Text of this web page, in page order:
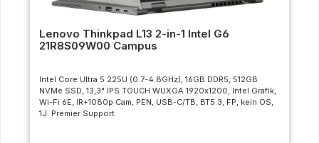
Lenovo Thinkpad L13 2-in-1 Intel G6
21R8S09W00 Campus
Intel Core Ultra 5 225U (0.7-4.8GHz), 16GB DDR5, 512GB
NVMe SSD, 13,3" IPS TOUCH WUXGA 1920x1200, Intel Grafik,
Wi-Fi 6E, IR+1080p Cam, PEN, USB-C/TB, BT5.3, FP, kein OS,
1J. Premier Support